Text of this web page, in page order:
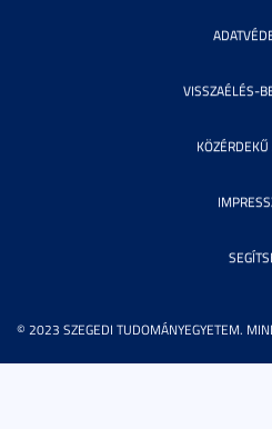
© 2023 SZEGEDI TUDOMÁNYEGYETEM.
VISSZAÉLÉS-